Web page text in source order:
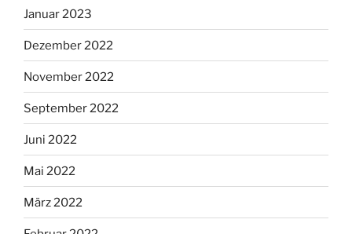
Januar 2023
Dezember 2022
November 2022
September 2022
Juni 2022
Mai 2022
März 2022